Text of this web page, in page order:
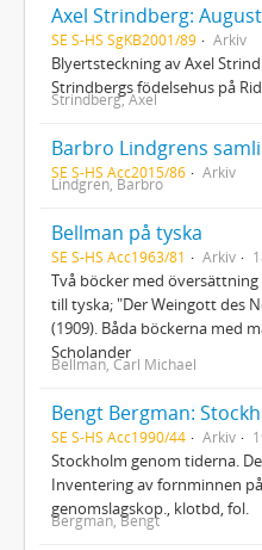
SE S-HS SgKB2001/89 Arkiv
Blyertsteckning av Axel
Strindbergs födelsehus på
Strindberg, Axel
Barbro Lindgrens
SE S-HS Acc2015/86 Arkiv
Lindgren, Barbro
Bellman på tyska
SE S-HS Acc1963/81 Arkiv
Två böcker med
till tyska; "Der Weingott des
(1909). Båda böckerna med
Scholander
Bellman, Carl Michael
SE S-HS Acc1990/44 Arkiv
Stockholm genom tiderna.
Inventering av fornminnen
genomslagskop., klotbd, fol.
Bergman, Bengt